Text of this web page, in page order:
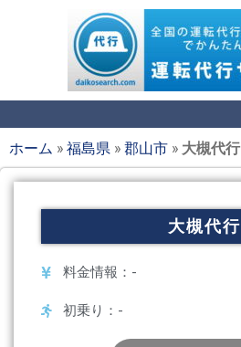
ホーム »福島県 »郡山市 » 大槻代行
大槻代行
料金情報：-
初乗り：-